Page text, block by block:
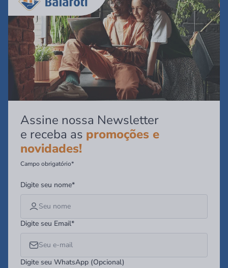
Assine nossa Newsletter
e receba as promoções e
novidades!
Campo obrigatório*
Digite seu nome*
Digite seu Email*
Digite seu WhatsApp (Opcional)